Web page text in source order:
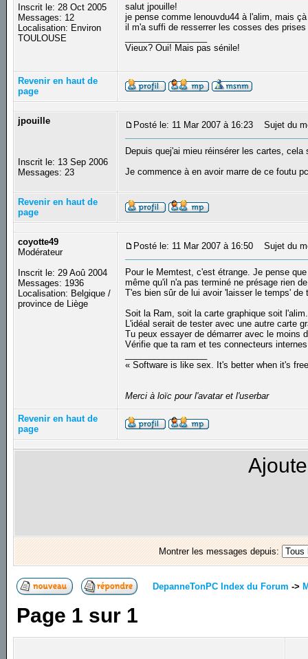
Inscrit le: 28 Oct 2005
Messages: 12
Localisation: Environ
TOULOUSE
salut jpouille!
je pense comme lenouvdu44 à l'alim, mais
il m'a suffi de resserrer les cosses des
Vieux? Oui! Mais pas sénile!
Revenir en haut de
page
jpouille
Inscrit le: 13 Sep 2006
Messages: 23
Posté le: 11 Mar 2007 à 16:23 Sujet du
Depuis quej'ai mieu réinsérer les cartes,
Je commence à en avoir marre de ce foutu
Revenir en haut de
page
coyotte49
Modérateur
Inscrit le: 29 Aoû 2004
Messages: 1936
Localisation: Belgique /
province de Liège
Posté le: 11 Mar 2007 à 16:50 Sujet du
Pour le Memtest, c'est étrange. Je pense
même qu'il n'a pas terminé ne présage rien
T'es bien sûr de lui avoir 'laisser le temps' de
Soit la Ram, soit la carte graphique soit
L'idéal serait de tester avec une autre carte
Tu peux essayer de démarrer avec le moins
Vérifie que ta ram et tes connecteurs
« Software is like sex. It's better when it's
Merci à loïc pour l'avatar et l'userbar
Revenir en haut de
page
Montrer les messages depuis:
DepanneTonPC Index du Forum ->
Page 1 sur 1